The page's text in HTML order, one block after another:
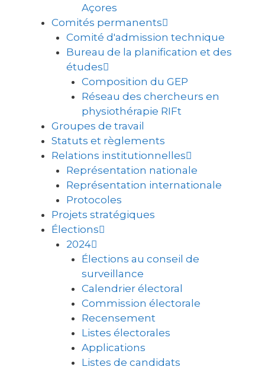
Açores
Comités permanents
Comité d'admission technique
Bureau de la planification et des
études
Composition du GEP
Réseau des chercheurs en
physiothérapie RIFt
Groupes de travail
Statuts et règlements
Relations institutionnelles
Représentation nationale
Représentation internationale
Protocoles
Projets stratégiques
Élections
2024
Élections au conseil de
surveillance
Calendrier électoral
Commission électorale
Recensement
Listes électorales
Applications
Listes de candidats